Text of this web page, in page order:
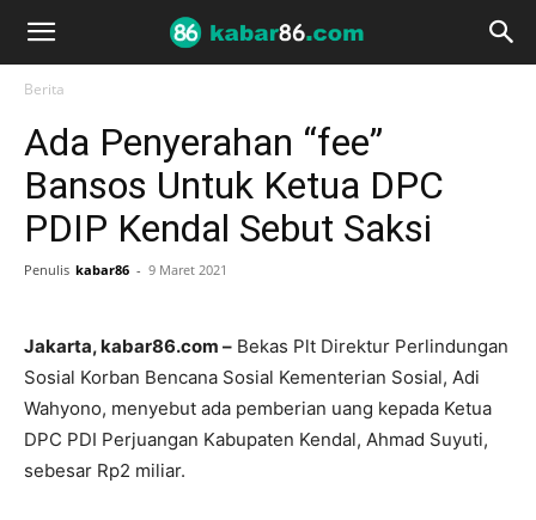
Berita
Ada Penyerahan “fee”
Bansos Untuk Ketua DPC
PDIP Kendal Sebut Saksi
Penulis kabar86 - 9 Maret 2021
Jakarta, kabar86.com – Bekas Plt Direktur Perlindungan
Sosial Korban Bencana Sosial Kementerian Sosial, Adi
Wahyono, menyebut ada pemberian uang kepada Ketua
DPC PDI Perjuangan Kabupaten Kendal, Ahmad Suyuti,
sebesar Rp2 miliar.